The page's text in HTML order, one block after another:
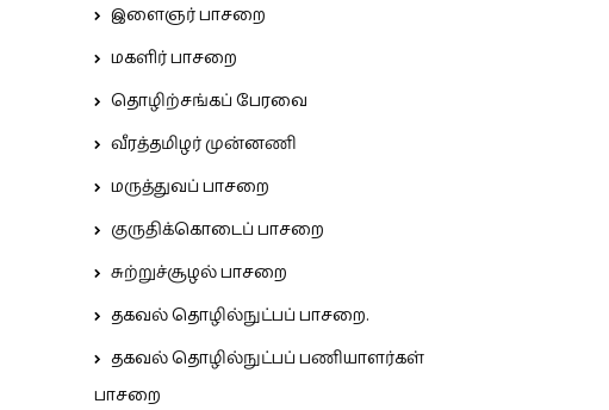
இளைஞர் பாசறை
மகளிர் பாசறை
தொழிற்சங்கப் பேரவை
வீரத்தமிழர் முன்னணி
மருத்துவப் பாசறை
குருதிக்கொடைப் பாசறை
சுற்றுச்சூழல் பாசறை
தகவல் தொழில்நுட்பப் பாசறை.
தகவல் தொழில்நுட்பப் பணியாளர்கள்
பாசறை